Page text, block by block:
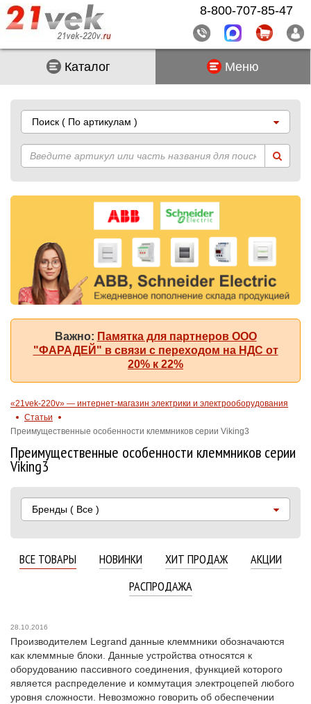
Каталог Меню
Поиск ( По артикулам )
Важно: Памятка для партнеров ООО
"ФАРАДЕЙ" в связи с переходом на НДС от
20% к 22%
«21vek-220v» — интернет-магазин электрики и электрооборудования
Статьи
Преимущественные особенности клеммников серии Viking3
Преимущественные особенности клеммников серии
Viking3
Бренды ( Все )
ВСЕ ТОВАРЫ НОВИНКИ ХИТ ПРОДАЖ
АКЦИИ
РАСПРОДАЖА
28.10.2016
Производителем Legrand данные клеммники обозначаются
как клеммные блоки. Данные устройства относятся к
оборудованию пассивного соединения, функцией которого
является распределение и коммутация электроцепей любого
уровня сложности. Невозможно говорить об обеспечении
8-800-707-85-47